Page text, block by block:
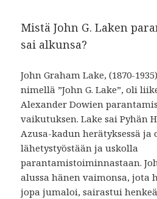
Mistä John G. Laken
sai alkunsa?
John Graham Lake, (1870-
nimellä ”John G. Lake”, oli
Alexander Dowien
vaikutuksen. Lake sai Pyhän
Azusa-kadun herätyksessä
lähetystyöstään ja uskolla
parantamistoiminnastaan.
alussa hänen vaimonsa, jota
jopa jumaloi, sairastui